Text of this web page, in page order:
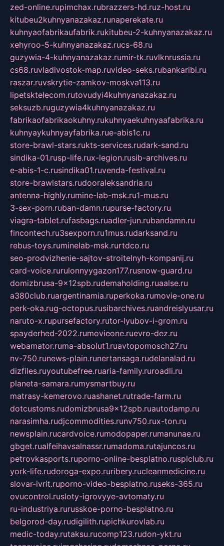
zed-online.rupimchax.rubrazzers-hd.ruz-host.ru
kitubeu2kuhnyanazakaz.runaperekate.ru
kuhnyaofabrikaufabrik.rukitubeu-2-kuhnyanazakaz.ru
xehyroo-5-kuhnyanazakaz.rucs-68.ru
guzywia-4-kuhnyanazakaz.rumir-tk.ruvlknrussia.ru
cs68.ruvladivostok-map.ruvideo-seks.rubankaribi.ru
raszar.ruvskrytie-zamkov-moskva113.ru
lipetsktelecom.rutovudyi4kuhnyanazakaz.ru
seksuzb.ruguzywia4kuhnyanazakaz.ru
fabrikaofabrikaokuhny.rukuhnyaekuhnyaafabrika.ru
kuhnyaykuhnyayfabrika.rue-abis1c.ru
store-brawl-stars.rukts-services.rudark-sand.ru
sindika-01.rusp-life.rux-legion.rusib-archives.ru
e-abis-1-c.rusindika01.ruvenda-festival.ru
store-brawlstars.rudooraleksandria.ru
antenna-highly.rumine-lab-msk.ru1-mus.ru
3-sex-porn.ruban-damn.rupurse-factory.ru
viagra-tablet.rufasbags.ruadler-jun.rubandamn.ru
fincontech.ru3sexporn.ru1mus.rudarksand.ru
rebus-toys.ruminelab-msk.rurtdco.ru
seo-prodvizhenie-sajtov-stroitelnyh-kompanij.ru
card-voice.rurulonnyygazon177.rusnow-guard.ru
domizbrusa-9x12spb.rudemaholding.ruaalse.ru
a380club.ruargentinamia.ruperkoka.rumovie-one.ru
perk-oka.rug-octopus.rusibarchives.ruandreislyusar.ru
naruto-x.rupursefactory.rutor-lyubov-i-grom.ru
spayderhed-2022.rumovieone.ruevro-dez.ru
webamator.ruma-absolut1.ruavtopomosch27.ru
nv-750.runews-plain.runertansaga.rudelanalad.ru
dizfiles.ruyoutubefree.ruaria-family.ruroadli.ru
planeta-samara.rumysmartbuy.ru
matrasy-kemerovo.ruashanet.rutrade-farm.ru
dotcustoms.rudomizbrusa9x12spb.ruautodamp.ru
narasimha.rudjcommodities.runv750.rux-ton.ru
newsplain.rucardvoice.rumodopaper.rumanunae.ru
gbget.rualfeihavsalnassr.rumadoma.rutajuncos.ru
petrovkasports.ruporno-online-besplatno.rusplclub.ru
york-life.rudoroga-expo.ruribery.rucleanmedicine.ru
slovar-ivrit.ruporno-video-besplatno.ruseks-365.ru
ovucontrol.rusloty-igrovyye-avtomaty.ru
ru-industriya.rurusskoe-porno-besplatno.ru
belgorod-day.rudigilith.rupichkurovlab.ru
medic-today.rutaksu.rucomp123.rudon-ykt.ru